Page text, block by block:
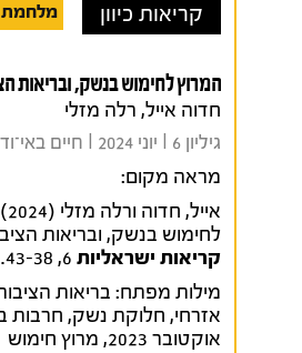
מלחמת קריאות כיוון
המרוץ לחימוש בנשק, ובריאות
חדוה אייל, רלה מזלי
גיליון 6 I יוני 2024 I חיים באי־ודאות
מראה מקום:
לחימוש בנשק, ובריאות
קריאות ישראליות
מילות מפתח: בריאות
אזרחי, חלוקת נשק, חרבות
אוקטובר 2023
, מרוץ חימוש